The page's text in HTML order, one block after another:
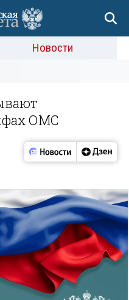
Новости
ОМС